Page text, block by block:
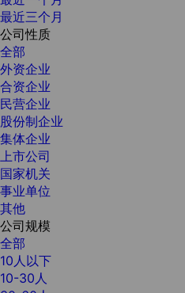
最近三个月
公司性质
全部
外资企业
合资企业
民营企业
股份制企业
集体企业
上市公司
国家机关
事业单位
其他
公司规模
全部
10人以下
10-30人